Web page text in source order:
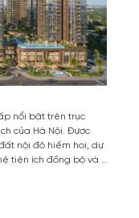
nổi bật trên trục
của Hà Nội. Được
nội đô hiếm hoi, dự
tiện ích đồng bộ và …